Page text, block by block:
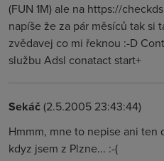
(FUN 1M) ale na https://
napíše že za pár měsíců tak si
zvědavej co mi řeknou :-D
službu Adsl conatact start+
Sekáč(2.5.2005 23:43:44)
Hmmm, mne to nepise ani ten
kdyz jsem z Plzne... :-(